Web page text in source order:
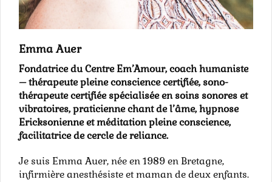
Emma Auer
Fondatrice du Centre Em’Amour, coach humaniste
– thérapeute pleine conscience certifiée, sono-
thérapeute certifiée spécialisée en soins sonores et
vibratoires, praticienne chant de l’âme, hypnose
Ericksonienne et méditation pleine conscience,
facilitatrice de cercle de reliance.
Je suis Emma Auer, née en 1989 en Bretagne,
infirmière anesthésiste et maman de deux enfants.